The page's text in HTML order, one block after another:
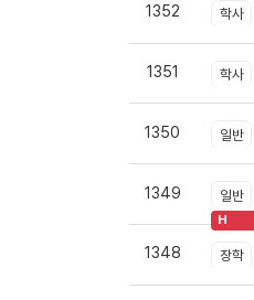
1352 학사
1351 학사
1350 일반
1349 일반
H
1348 장학